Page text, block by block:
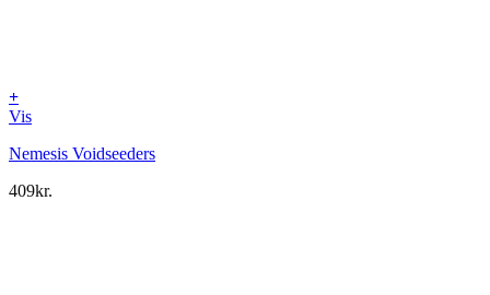
+
Vis
Nemesis Voidseeders
409kr.